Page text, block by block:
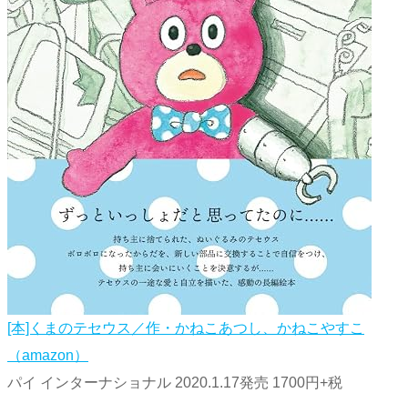
[本]くまのテセウス／作・かねこあつし、かねこやすこ
（amazon）
パイ インターナショナル 2020.1.17発売 1700円+税